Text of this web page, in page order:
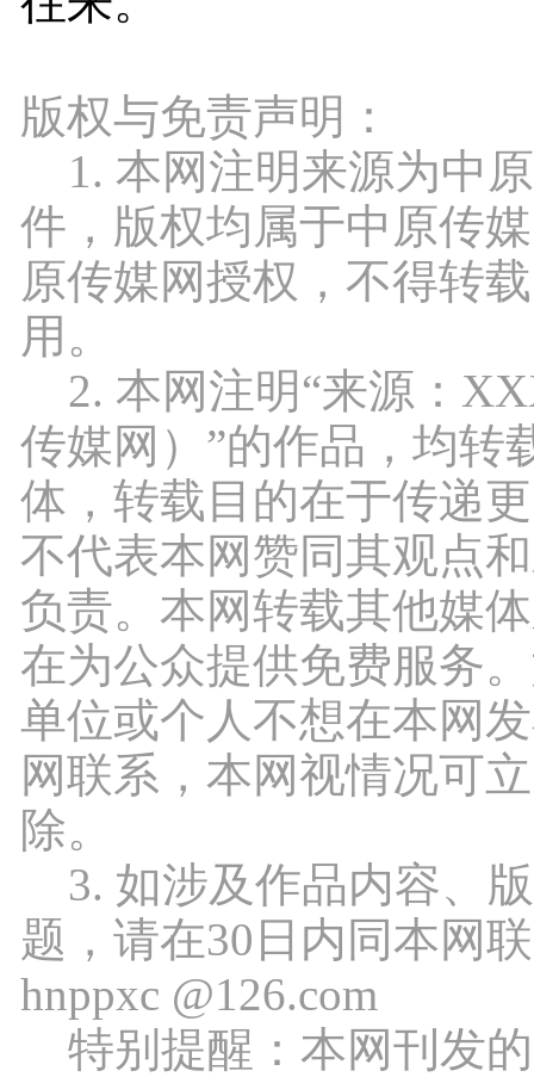
版权与免责声明：
1. 本网注明来源为中
件，版权均属于中原传
原传媒网授权，不得转
用。
2. 本网注明“来源：
传媒网）”的作品，均转
体，转载目的在于传递
不代表本网赞同其观点
负责。本网转载其他媒
在为公众提供免费服务
单位或个人不想在本网
网联系，本网视情况可
除。
3. 如涉及作品内容、
题，请在30日内同本网
hnppxc @126.com
特别提醒：本网刊发